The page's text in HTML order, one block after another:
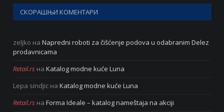
СКОРАШЊИ КОМЕНТАРИ
zeljko на Napredni roboti za čišćenje podova u odabranim Delez
prodavnicama
Retail.rs на Katalog modne kuće Luna
Lepa sindjic на Katalog modne kuće Luna
Retail.rs на Forma Ideale – katalog nameštaja na akciji